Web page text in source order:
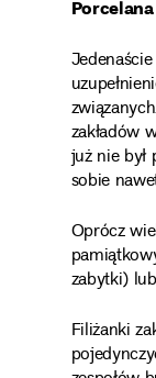
Porcelana
zakładów
już nie
sobie
Oprócz
zabytki)
Filiżanki